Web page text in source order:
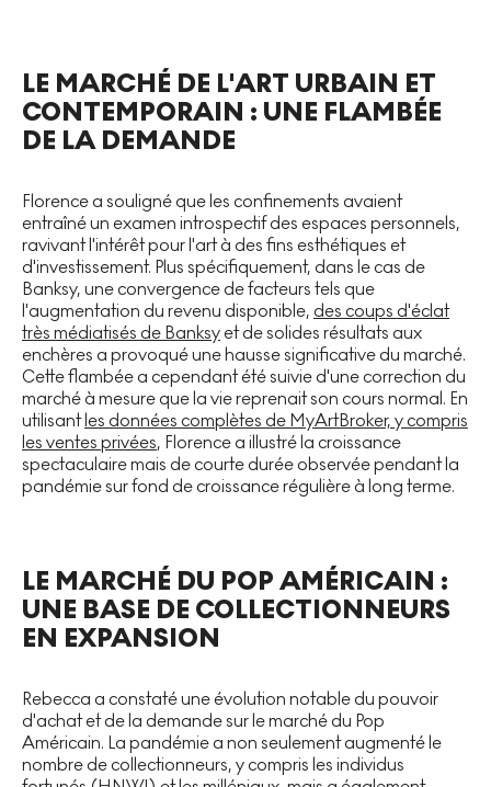
LE MARCHÉ DE L'ART URBAIN ET
CONTEMPORAIN : UNE FLAMBÉE
DE LA DEMANDE
Florence a souligné que les confinements avaient
entraîné un examen introspectif des espaces personnels,
ravivant l'intérêt pour l'art à des fins esthétiques et
d'investissement. Plus spécifiquement, dans le cas de
Banksy, une convergence de facteurs tels que
l'augmentation du revenu disponible, des coups d'éclat
très médiatisés de Banksy et de solides résultats aux
enchères a provoqué une hausse significative du marché.
Cette flambée a cependant été suivie d'une correction du
marché à mesure que la vie reprenait son cours normal. En
utilisantles données complètes de MyArtBroker, y compris
les ventes privées, Florence a illustré la croissance
spectaculaire mais de courte durée observée pendant la
pandémie sur fond de croissance régulière à long terme.
LE MARCHÉ DU POP AMÉRICAIN :
UNE BASE DE COLLECTIONNEURS
EN EXPANSION
Rebecca a constaté une évolution notable du pouvoir
d'achat et de la demande sur le marché du Pop
Américain. La pandémie a non seulement augmenté le
nombre de collectionneurs, y compris les individus